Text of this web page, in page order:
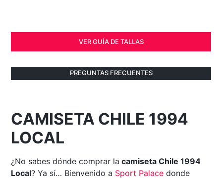
VER GUÍA DE TALLAS
PREGUNTAS FRECUENTES
CAMISETA CHILE 1994
LOCAL
¿No sabes dónde comprar la camiseta Chile 1994
Local? Ya sí… Bienvenido a Sport Palace donde